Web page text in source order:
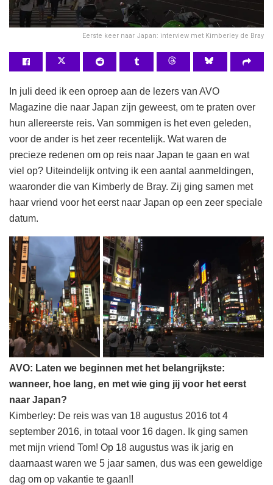
Eerste keer naar Japan: interview met Kimberley de Bray
In juli deed ik een oproep aan de lezers van AVO
Magazine die naar Japan zijn geweest, om te praten over
hun allereerste reis. Van sommigen is het even geleden,
voor de ander is het zeer recentelijk. Wat waren de
precieze redenen om op reis naar Japan te gaan en wat
viel op? Uiteindelijk ontving ik een aantal aanmeldingen,
waaronder die van Kimberly de Bray. Zij ging samen met
haar vriend voor het eerst naar Japan op een zeer speciale
datum.
AVO: Laten we beginnen met het belangrijkste:
wanneer, hoe lang, en met wie ging jij voor het eerst
naar Japan?
Kimberley: De reis was van 18 augustus 2016 tot 4
september 2016, in totaal voor 16 dagen. Ik ging samen
met mijn vriend Tom! Op 18 augustus was ik jarig en
daarnaast waren we 5 jaar samen, dus was een geweldige
dag om op vakantie te gaan!!